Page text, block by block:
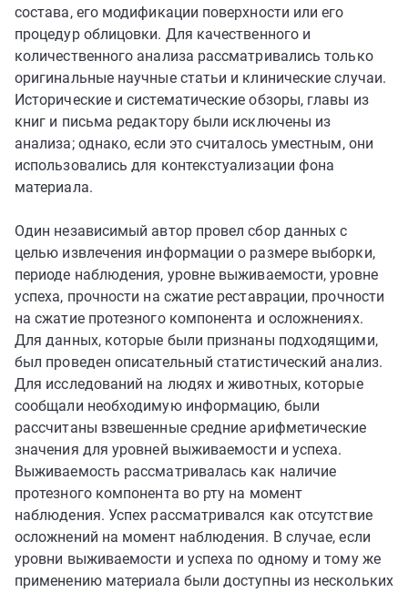
состава, его модификации поверхности или его
процедур облицовки. Для качественного и
количественного анализа рассматривались только
оригинальные научные статьи и клинические случаи.
Исторические и систематические обзоры, главы из
книг и письма редактору были исключены из
анализа; однако, если это считалось уместным, они
использовались для контекстуализации фона
материала.
Один независимый автор провел сбор данных с
целью извлечения информации о размере выборки,
периоде наблюдения, уровне выживаемости, уровне
успеха, прочности на сжатие реставрации, прочности
на сжатие протезного компонента и осложнениях.
Для данных, которые были признаны подходящими,
был проведен описательный статистический анализ.
Для исследований на людях и животных, которые
сообщали необходимую информацию, были
рассчитаны взвешенные средние арифметические
значения для уровней выживаемости и успеха.
Выживаемость рассматривалась как наличие
протезного компонента во рту на момент
наблюдения. Успех рассматривался как отсутствие
осложнений на момент наблюдения. В случае, если
уровни выживаемости и успеха по одному и тому же
применению материала были доступны из нескольких